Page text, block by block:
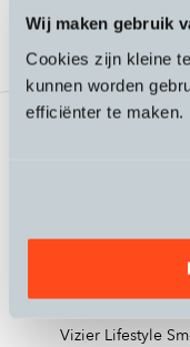
Wij maken gebruik
Cookies zijn kleine
kunnen worden
efficiënter te maken.
Passende
Vizier Lifestyle